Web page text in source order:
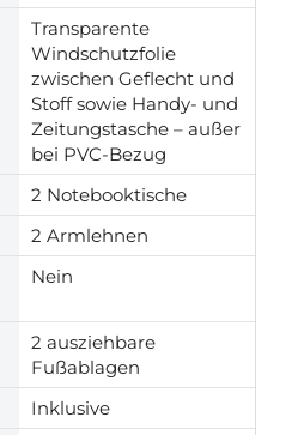
Transparente
Windschutzfolie
zwischen Geflecht und
Stoff sowie Handy- und
Zeitungstasche – außer
bei PVC-Bezug
2 Notebooktische
2 Armlehnen
Nein
2 ausziehbare
Fußablagen
Inklusive